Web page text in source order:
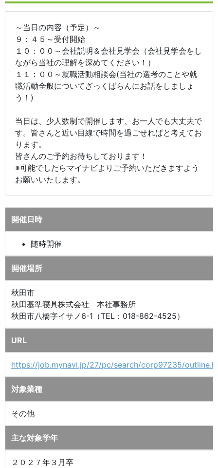
～当日の内容（予定）～
９：４５～受付開始
１０：００～会社説明＆会社見学会（会社見学会をし
ながら当社の理解を深めてください！）
１１：００～就職活動相談会(当社の選考のことや就
職活動全般についてざっくばらんにお話をしましょ
う！)
当日は、少人数制で開催します、お一人でも大丈夫で
す。皆さんと近い目線で時間を過ごせればと考えてお
ります。
皆さんのご予約お待ちしております！
※可能でしたらマイナビよりご予約いただきますよう
お願いいたします。
開催日時
随時開催
開催場所
秋田市
秋田基準寝具株式会社 本社事務所
秋田市八橋字イサノ6-1（TEL：018-862-4525）
URL
https://job.mynavi.jp/27/pc/search/corp97235/
対象業種
その他
主な対象学年
２０２７年３月卒